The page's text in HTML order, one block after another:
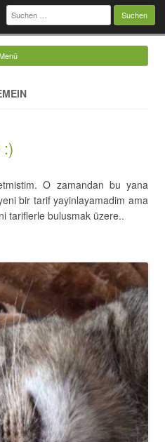
Suchen
nach:
O zamandan bu yana
bir tarif yayinlayamadim ama
tariflerle bulusmak üzere..